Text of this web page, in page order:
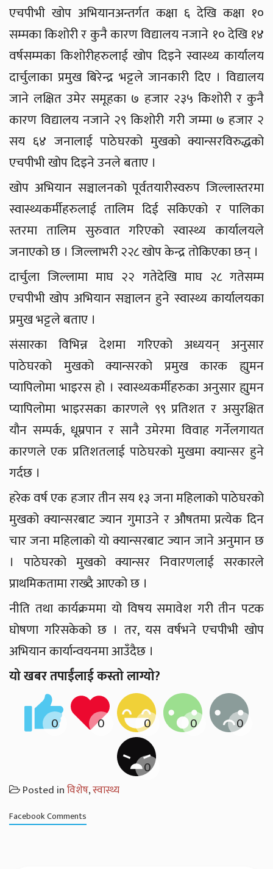
एचपीभी खोप अभियानअन्तर्गत कक्षा ६ देखि कक्षा १०
सम्मका किशोरी र कुनै कारण विद्यालय नजाने १० देखि १४
वर्षसम्मका किशोरीहरुलाई खोप दिइने स्वास्थ्य कार्यालय
दार्चुलाका प्रमुख बिरेन्द्र भट्टले जानकारी दिए । विद्यालय
जाने लक्षित उमेर समूहका ७ हजार २३५ किशोरी र कुनै
कारण विद्यालय नजाने २९ किशोरी गरी जम्मा ७ हजार २
सय ६४ जनालाई पाठेघरको मुखको क्यान्सरविरुद्धको
एचपीभी खोप दिइने उनले बताए ।
खोप अभियान सञ्चालनको पूर्वतयारीस्वरुप जिल्लास्तरमा
स्वास्थ्यकर्मीहरुलाई तालिम दिई सकिएको र पालिका
स्तरमा तालिम सुरुवात गरिएको स्वास्थ्य कार्यालयले
जनाएको छ । जिल्लाभरी २२८ खोप केन्द्र तोकिएका छन् ।
दार्चुला जिल्लामा माघ २२ गतेदेखि माघ २८ गतेसम्म
एचपीभी खोप अभियान सञ्चालन हुने स्वास्थ्य कार्यालयका
प्रमुख भट्टले बताए ।
संसारका विभिन्न देशमा गरिएको अध्ययन् अनुसार
पाठेघरको मुखको क्यान्सरको प्रमुख कारक ह्युमन
प्यापिलोमा भाइरस हो । स्वास्थ्यकर्मीहरुका अनुसार ह्युमन
प्यापिलोमा भाइरसका कारणले ९९ प्रतिशत र असुरक्षित
यौन सम्पर्क, धूम्रपान र सानै उमेरमा विवाह गर्नेलगायत
कारणले एक प्रतिशतलाई पाठेघरको मुखमा क्यान्सर हुने
गर्दछ ।
हरेक वर्ष एक हजार तीन सय १३ जना महिलाको पाठेघरको
मुखको क्यान्सरबाट ज्यान गुमाउने र औषतमा प्रत्येक दिन
चार जना महिलाको यो क्यान्सरबाट ज्यान जाने अनुमान छ
। पाठेघरको मुखको क्यान्सर निवारणलाई सरकारले
प्राथमिकतामा राख्दै आएको छ ।
नीति तथा कार्यक्रममा यो विषय समावेश गरी तीन पटक
घोषणा गरिसकेको छ । तर, यस वर्षभने एचपीभी खोप
अभियान कार्यान्वयनमा आउँदैछ ।
यो खबर तपाईंलाई कस्तो लाग्यो?
Posted inविशेष,स्वास्थ्य
Facebook Comments